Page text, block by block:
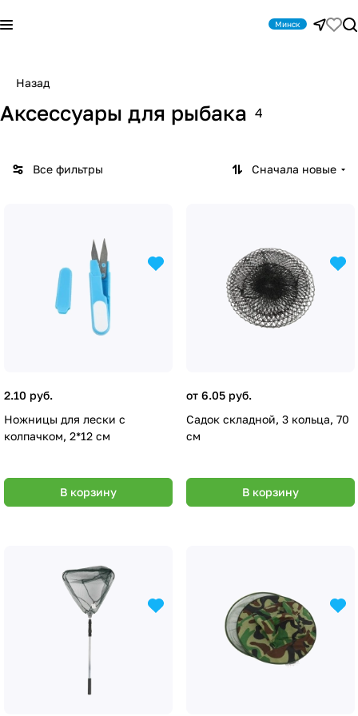
Минск
Назад
Аксессуары для рыбака 4
Все фильтры Сначала новые
2.10 руб.
Ножницы для лески с
колпачком, 2*12 см
В корзину
от 6.05 руб.
Садок складной, 3 кольца, 70
см
В корзину